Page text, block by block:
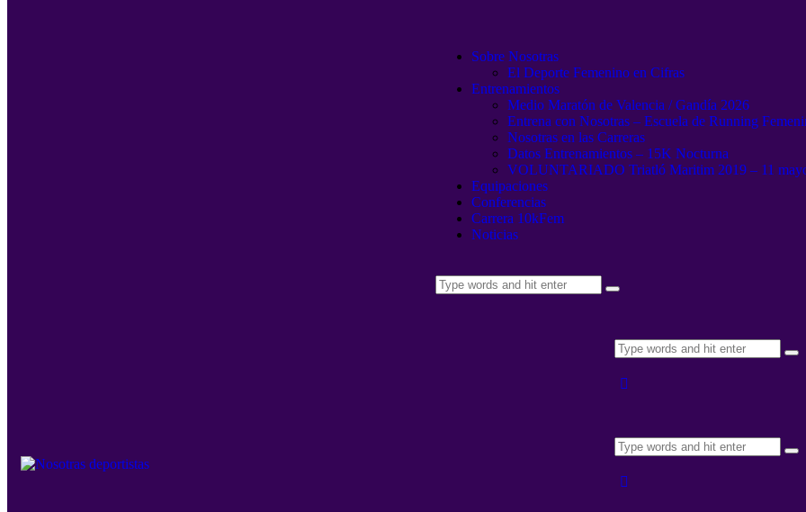
Sobre Nosotras
El Deporte Femenino en Cifras
Entrenamientos
Medio Maratón de Valencia / Gandía 2026
Entrena con Nosotras – Escuela de Running
Nosotras en las Carreras
Datos Entrenamientos – 15K Nocturna
VOLUNTARIADO Triatló Maritim 2019 – 11
Equipaciones
Conferencias
Carrera 10kFem
Noticias